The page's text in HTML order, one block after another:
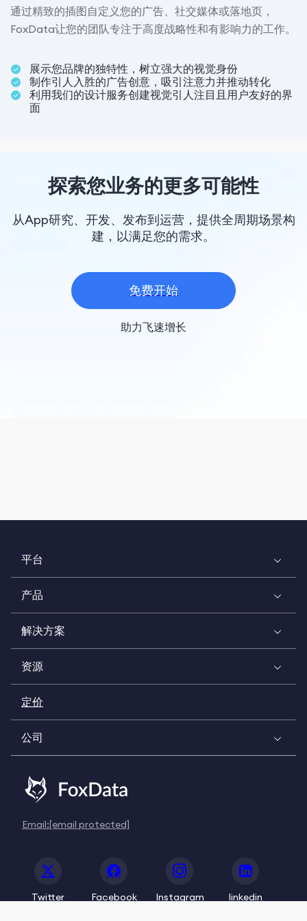
通过精致的插图自定义您的广告、社交媒体或落地页，
FoxData让您的团队专注于高度战略性和有影响力的工作。
展示您品牌的独特性，树立强大的视觉身份
制作引人入胜的广告创意，吸引注意力并推动转化
利用我们的设计服务创建视觉引人注目且用户友好的界
面
探索您业务的更多可能性
从App研究、开发、发布到运营，提供全周期场景构
建，以满足您的需求。
免费开始
助力飞速增长
平台
产品
解决方案
资源
定价
公司
Email:[email protected]
Twitter Facebook Instagram linkedin